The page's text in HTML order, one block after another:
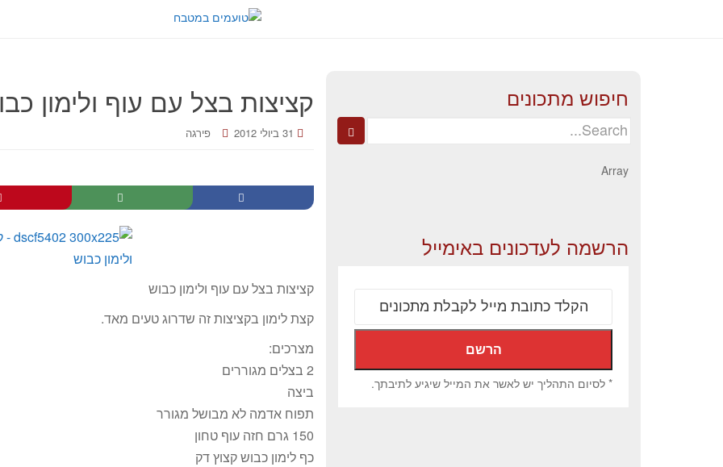
קציצות בצל עם עוף ולימון
31 ביולי 2012 פירגה
קציצות בצל עם עוף ולימון כבוש
קצת לימון בקציצות זה שדרוג טעים מאד.
מצרכים:
2 בצלים מגוררים
ביצה
תפוח אדמה לא מבושל מגורר
150 גרם חזה עוף טחון
כף לימון כבוש קצוץ דק
חיפוש מתכונים
Search
Array
הרשמה לעדכונים באימייל
* לסיום התהליך יש לאשר את המייל שיגיע לתיבתך.